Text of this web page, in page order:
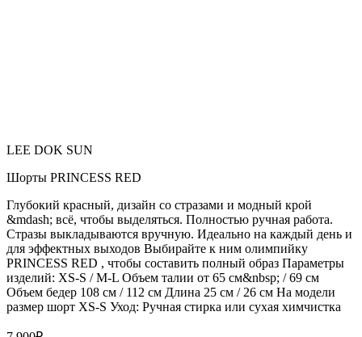
LEE DOK SUN
Шорты PRINCESS RED
Глубокий красный, дизайн со стразами и модный крой
&mdash; всё, чтобы выделяться. Полностью ручная работа.
Стразы выкладываются вручную. Идеально на каждый день и
для эффектных выходов Выбирайте к ним олимпийку
PRINCESS RED , чтобы составить полный образ Параметры
изделий: XS-S / M-L Объем талии от 65 см&nbsp; / 69 см
Объем бедер 108 см / 112 см Длина 25 см / 26 см На модели
размер шорт XS-S Уход: Ручная стирка или сухая химчистка